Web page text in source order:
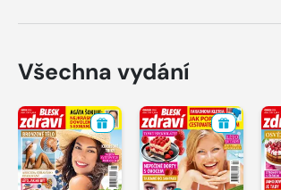
Všechna vydání